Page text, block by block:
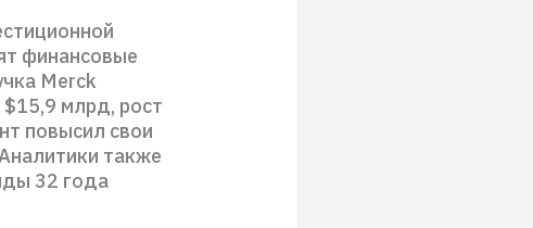
финансовые
Merck
млрд, рост
повысил свои
также
32 года